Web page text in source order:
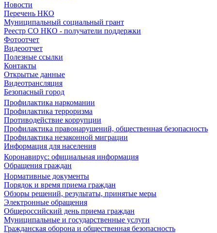
Новости
Перечень НКО
Муниципальный социальный грант
Реестр СО НКО - получатели поддержки
Фотоотчет
Видеоотчет
Полезные ссылки
Контакты
Открытые данные
Видеотрансляция
Безопасный город
Профилактика наркомании
Профилактика терроризма
Противодействие коррупции
Профилактика правонарушений, общественная безопасность
Профилактика незаконной миграции
Информация для населения
Коронавирус: официальная информация
Обращения граждан
Нормативные документы
Порядок и время приема граждан
Обзоры решений, результаты, принятые меры
Электронные обращения
Общероссийский день приема граждан
Муниципальные и государственные услуги
Гражданская оборона и общественная безопасность